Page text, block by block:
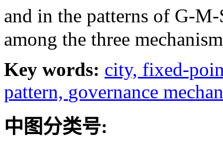
and in the patterns of G-
among the three
Key words: city, fixed-
pattern, governance
中图分类号: